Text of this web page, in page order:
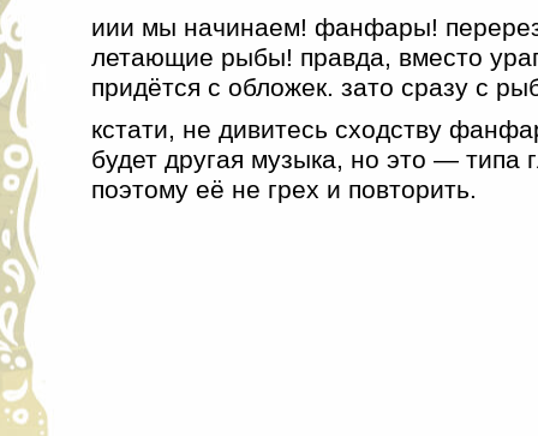
иии мы начинаем! фанфары!
летающие рыбы! правда, вместо
придётся с обложек. зато сразу с
кстати, не дивитесь сходству
будет другая музыка, но это — типа
поэтому её не грех и повторить.